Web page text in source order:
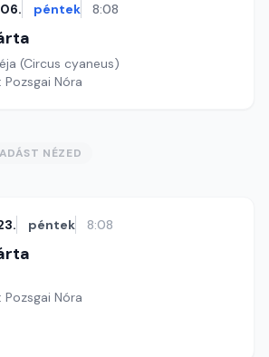
péntek 8:08
(Circus cyaneus)
Pozsgai Nóra
NÉZED
péntek 8:08
Pozsgai Nóra